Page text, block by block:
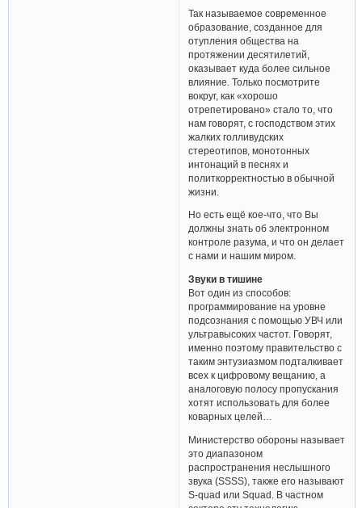
Так называемое современное
образование, созданное для
отупления общества на
протяжении десятилетий,
оказывает куда более сильное
влияние. Только посмотрите
вокруг, как «хорошо
отрепетировано» стало то, что
нам говорят, с господством этих
жалких голливудских
стереотипов, монотонных
интонаций в песнях и
политкорректностью в обычной
жизни.
Но есть ещё кое-что, что Вы
должны знать об электронном
контроле разума, и что он делает
с нами и нашим миром.
Звуки в тишине
Вот один из способов:
программирование на уровне
подсознания с помощью УВЧ или
ультравысоких частот. Говорят,
именно поэтому правительство с
таким энтузиазмом подталкивает
всех к цифровому вещанию, а
аналоговую полосу пропускания
хотят использовать для более
коварных целей…
Министерство обороны называет
это диапазоном
распространения неслышного
звука (SSSS), также его называют
S-quad или Squad. В частном